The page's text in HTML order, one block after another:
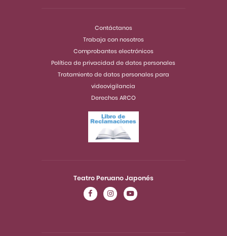
Teatro Peruano Japonés
Contáctanos
Trabaja con nosotros
Comprobantes electrónicos
Política de privacidad de datos personales
Tratamiento de datos personales para
videovigilancia
Derechos ARCO